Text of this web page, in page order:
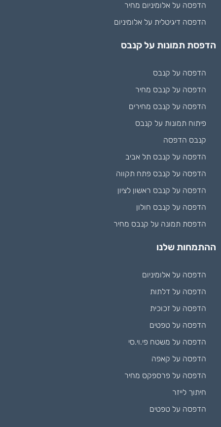
הדפסה על אלומיניום מחיר
הדפסה דיגיטלית על אלומיניום
הדפסת תמונות על קנבס
הדפסה על קנבס
הדפסה על קנבס מחיר
הדפסה על קנבס מחירים
פיתוח תמונות על קנבס
קנבס הדפסה
הדפסה על קנבס תל אביב
הדפסה על קנבס פתח תקווה
הדפסה על קנבס ראשון לציון
הדפסה על קנבס חולון
הדפסת תמונה על קנבס מחיר
ההתמחות שלנו
הדפסה על אלומיניום
הדפסה על דלתות
הדפסה על זכוכית
הדפסה על טפטים
הדפסה על משטח פי.וי.סי
הדפסה על קאפה
הדפסה על פרספקס מחיר
חיתוך לייזר
הדפסה על טפטים